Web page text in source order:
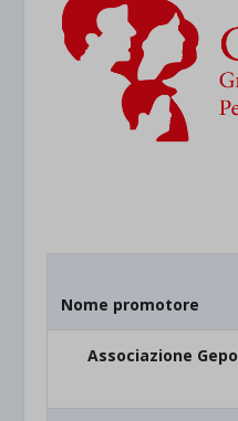
Nome promotore
Associazione Gepo